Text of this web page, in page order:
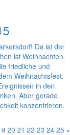
Da ist der
ist Weihnachten.
friedliche und
Weihnachtsfest.
in den
Aber gerade
konzentrieren.
20 21 22 23 24 25 »